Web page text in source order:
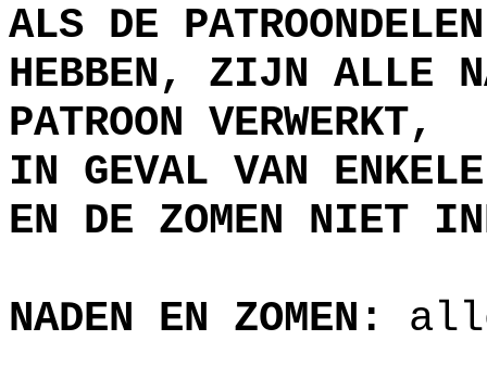
ALS DE
HEBBEN, ZIJN ALLE
PATROON VERWERKT,
IN GEVAL VAN
EN DE ZOMEN NIET
NADEN EN ZOMEN: